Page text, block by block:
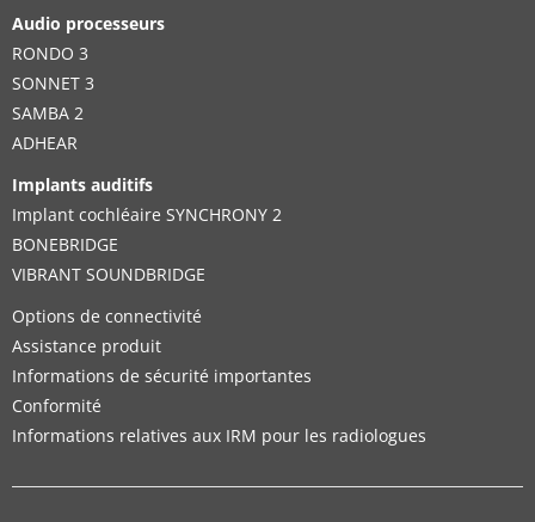
Audio processeurs
RONDO 3
SONNET 3
SAMBA 2
ADHEAR
Implants auditifs
Implant cochléaire SYNCHRONY 2
BONEBRIDGE
VIBRANT SOUNDBRIDGE
Options de connectivité
Assistance produit
Informations de sécurité importantes
Conformité
Informations relatives aux IRM pour les radiologues